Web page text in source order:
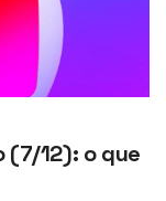
(7/12): o que